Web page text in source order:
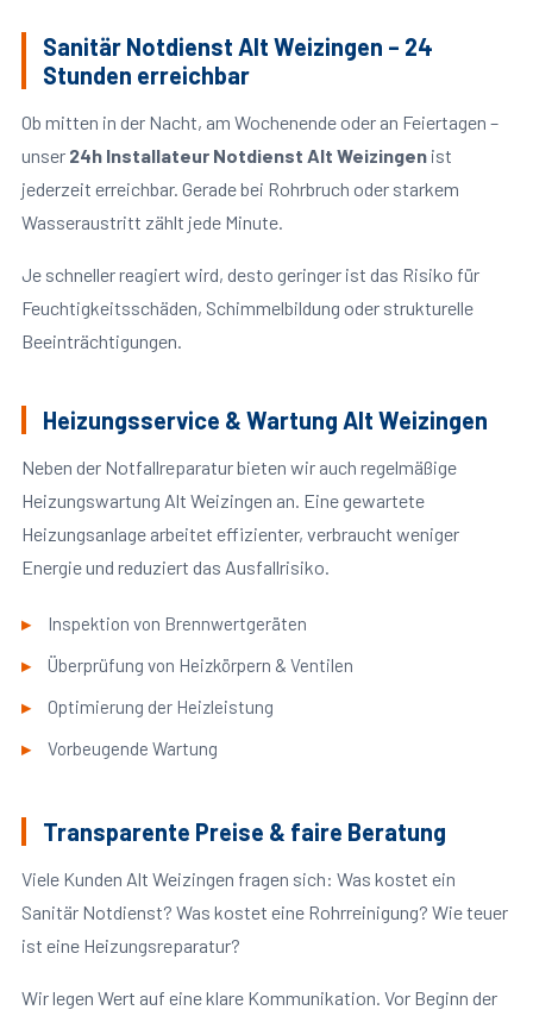
Sanitär Notdienst Alt Weizingen – 24
Stunden erreichbar
Ob mitten in der Nacht, am Wochenende oder an Feiertagen –
unser 24h Installateur Notdienst Alt Weizingenist
jederzeit erreichbar. Gerade bei Rohrbruch oder starkem
Wasseraustritt zählt jede Minute.
Je schneller reagiert wird, desto geringer ist das Risiko für
Feuchtigkeitsschäden, Schimmelbildung oder strukturelle
Beeinträchtigungen.
Heizungsservice & Wartung Alt Weizingen
Neben der Notfallreparatur bieten wir auch regelmäßige
Heizungswartung Alt Weizingen an. Eine gewartete
Heizungsanlage arbeitet effizienter, verbraucht weniger
Energie und reduziert das Ausfallrisiko.
Inspektion von Brennwertgeräten
Überprüfung von Heizkörpern & Ventilen
Optimierung der Heizleistung
Vorbeugende Wartung
Transparente Preise & faire Beratung
Viele Kunden Alt Weizingen fragen sich: Was kostet ein
Sanitär Notdienst? Was kostet eine Rohrreinigung? Wie teuer
ist eine Heizungsreparatur?
Wir legen Wert auf eine klare Kommunikation. Vor Beginn der